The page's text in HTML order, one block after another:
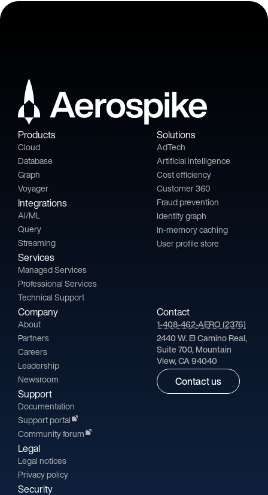
Products
Cloud
Database
Graph
Voyager
Integrations
AI/ML
Query
Streaming
Services
Managed Services
Professional Services
Technical Support
Solutions
AdTech
Artificial intelligence
Cost efficiency
Customer 360
Fraud prevention
Identity graph
In-memory caching
User profile store
Company
About
Partners
Careers
Leadership
Newsroom
Support
Documentation
Support portal
Community forum
Legal
Legal notices
Privacy policy
Security
Contact
1-408-462-AERO (2376)
2440 W. El Camino Real,
Suite 700, Mountain
View, CA 94040
Contact us